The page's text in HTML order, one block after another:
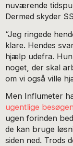
nuværende
Dermed skyder
“Jeg ringede
klare. Hendes
hjælp udefra.
noget, der skal
om vi også ville
Men Influmeter
ugentlige
ugen forinden
de kan bruge
siden ned. Trods